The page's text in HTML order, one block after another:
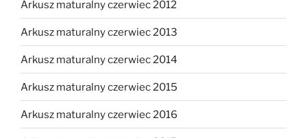
Arkusz maturalny czerwiec 2012
Arkusz maturalny czerwiec 2013
Arkusz maturalny czerwiec 2014
Arkusz maturalny czerwiec 2015
Arkusz maturalny czerwiec 2016